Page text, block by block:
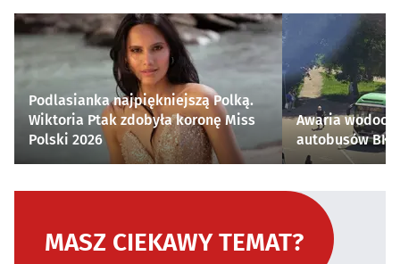
Podlasianka najpiękniejszą Polką.
Wiktoria Ptak zdobyła koronę Miss
Polski 2026
Awaria
autobusów
MASZ CIEKAWY TEMAT?